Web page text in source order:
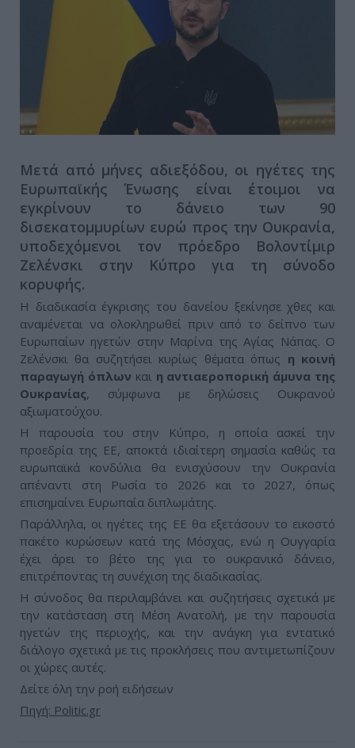
Μετά από μήνες αδιεξόδου, οι ηγέτες της
Ευρωπαϊκής Ένωσης είναι έτοιμοι να
εγκρίνουν το δάνειο των 90
δισεκατομμυρίων ευρώ προς την Ουκρανία,
υποδεχόμενοι τον πρόεδρο Βολοντίμιρ
Ζελένσκι στην Κύπρο για τη σύνοδο
κορυφής.
Η διαδικασία έγκρισης του δανείου ξεκίνησε χθες και
αναμένεται να ολοκληρωθεί πριν από το δείπνο των
Ευρωπαίων ηγετών στην Μαρίνα της Αγίας Νάπας. Ο
Ζελένσκι θα συζητήσει κυρίως θέματα όπως η κοινή
παραγωγή όπλων και η αντιαεροπορική άμυνα της
Ουκρανίας, σύμφωνα με δηλώσεις Ουκρανού
αξιωματούχου.
Η παρουσία του στην Κύπρο, η οποία ασκεί την
προεδρία της ΕΕ, αποκτά ιδιαίτερη σημασία καθώς τα
ευρωπαϊκά κονδύλια θα ενισχύσουν την Ουκρανία
απέναντι στη Ρωσία το 2026 και το 2027, όπως
επισημαίνει Ευρωπαία διπλωμάτης.
Παράλληλα, οι ηγέτες της ΕΕ θα εξετάσουν το εικοστό
πακέτο κυρώσεων κατά της Μόσχας, ενώ η Ουγγαρία
έχει άρει το βέτο της για το ουκρανικό δάνειο,
επιτρέποντας τη συνέχιση της διαδικασίας.
Η σύνοδος θα περιλαμβάνει και συζητήσεις σχετικά με
την κατάσταση στη Μέση Ανατολή, με την παρουσία
ηγετών της περιοχής, και την ανάγκη για εντατικό
διάλογο σχετικά με τις προκλήσεις που αντιμετωπίζουν
οι χώρες αυτές.
Δείτε όλη την ροή ειδήσεων
Πηγή: Politic.gr